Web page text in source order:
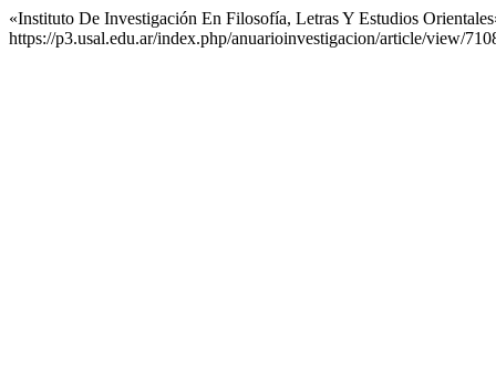
«Instituto De Investigación En Filosofía, Letras Y Estudios
https://p3.usal.edu.ar/index.php/anuarioinvestigacion/article/view/